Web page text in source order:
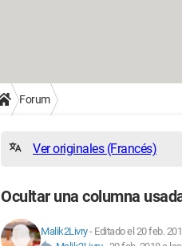
Forum
Ver originales (Francés)
Ocultar una columna
Malik2Livry- Editado el 20 feb.